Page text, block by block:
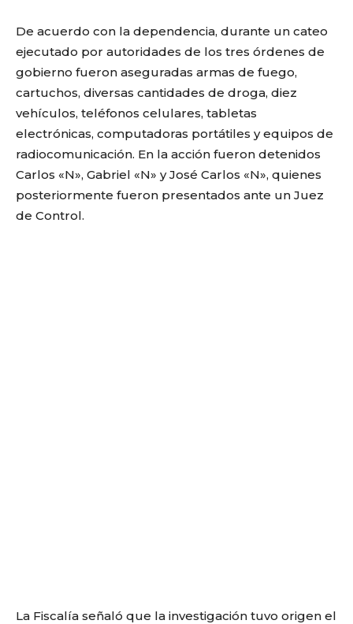
De acuerdo con la dependencia, durante un cateo
ejecutado por autoridades de los tres órdenes de
gobierno fueron aseguradas armas de fuego,
cartuchos, diversas cantidades de droga, diez
vehículos, teléfonos celulares, tabletas
electrónicas, computadoras portátiles y equipos de
radiocomunicación. En la acción fueron detenidos
Carlos «N», Gabriel «N» y José Carlos «N», quienes
posteriormente fueron presentados ante un Juez
de Control.
La Fiscalía señaló que la investigación tuvo origen el